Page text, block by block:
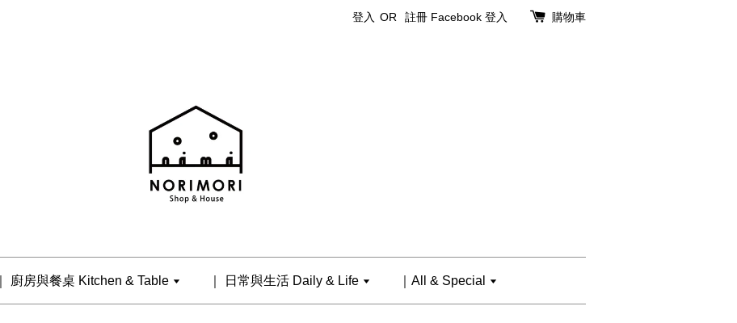
登入 OR 註冊 Facebook 登入 購物車
｜ 廚房與餐桌 Kitchen & Table ｜ 日常與生活 Daily & Life ｜All & Special